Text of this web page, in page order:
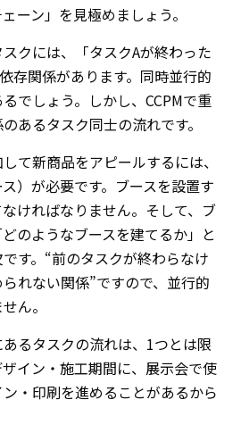
ーン」を見極めましょう。
クには、「タスクAが終わった
存関係があります。同時並行的
でしょう。しかし、CCPMで重
あるタスク同士の流れです。
て新商品をアピールするには、
）が必要です。ブースを設置す
ければなりません。そして、ブ
のようなブースを建てるか」と
す。“前のタスクが終わらなけ
れない関係”ですので、並行的
ん。
るタスクの流れは、1つとは限
イン・施工期間に、展示会で使
・印刷を進めることがあるから